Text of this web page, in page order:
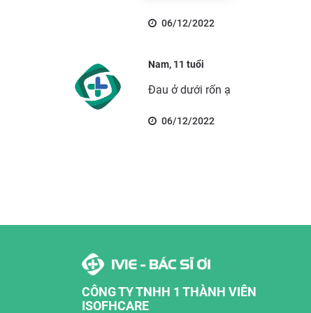
06/12/2022
Nam, 11 tuổi
Đau ở dưới rốn ạ
06/12/2022
CÔNG TY TNHH 1 THÀNH VIÊN
ISOFHCARE